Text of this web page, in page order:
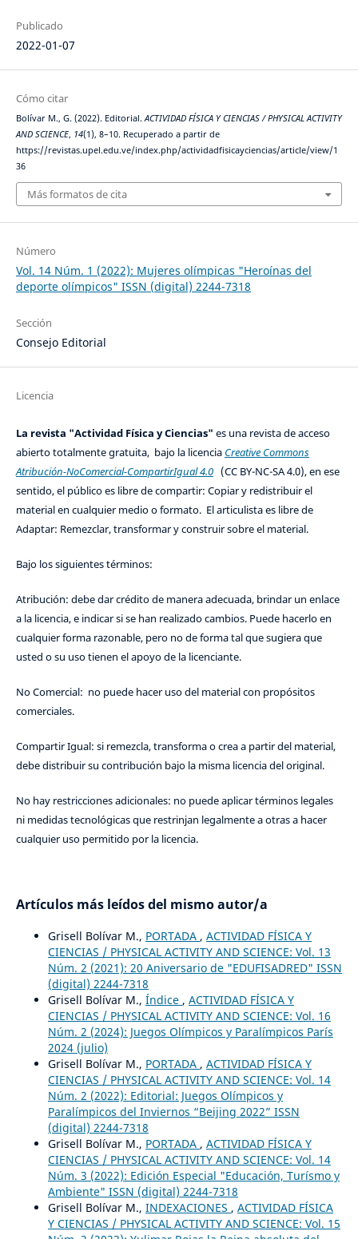
Publicado
2022-01-07
Cómo citar
Bolívar M., G. (2022). Editorial. ACTIVIDAD FÍSICA Y CIENCIAS / PHYSICAL ACTIVITY
AND SCIENCE, 14(1), 8–10. Recuperado a partir de
https://revistas.upel.edu.ve/index.php/actividadfisicayciencias/article/view/1
36
Más formatos de cita
Número
Vol. 14 Núm. 1 (2022): Mujeres olímpicas "Heroínas del
deporte olímpicos" ISSN (digital) 2244-7318
Sección
Consejo Editorial
Licencia
La revista "Actividad Física y Ciencias" es una revista de acceso
abierto totalmente gratuita, bajo la licencia Creative Commons
Atribución-NoComercial-CompartirIgual 4.0(CC BY-NC-SA 4.0), en ese
sentido, el público es libre de compartir: Copiar y redistribuir el
material en cualquier medio o formato. El articulista es libre de
Adaptar: Remezclar, transformar y construir sobre el material.
Bajo los siguientes términos:
Atribución: debe dar crédito de manera adecuada, brindar un enlace
a la licencia, e indicar si se han realizado cambios. Puede hacerlo en
cualquier forma razonable, pero no de forma tal que sugiera que
usted o su uso tienen el apoyo de la licenciante.
No Comercial: no puede hacer uso del material con propósitos
comerciales.
Compartir Igual: si remezcla, transforma o crea a partir del material,
debe distribuir su contribución bajo la misma licencia del original.
No hay restricciones adicionales: no puede aplicar términos legales
ni medidas tecnológicas que restrinjan legalmente a otras a hacer
cualquier uso permitido por la licencia.
Artículos más leídos del mismo autor/a
Grisell Bolívar M., PORTADA , ACTIVIDAD FÍSICA Y
CIENCIAS / PHYSICAL ACTIVITY AND SCIENCE: Vol. 13
Núm. 2 (2021): 20 Aniversario de "EDUFISADRED" ISSN
(digital) 2244-7318
Grisell Bolívar M., Índice , ACTIVIDAD FÍSICA Y
CIENCIAS / PHYSICAL ACTIVITY AND SCIENCE: Vol. 16
Núm. 2 (2024): Juegos Olímpicos y Paralímpicos París
2024 (julio)
Grisell Bolívar M., PORTADA , ACTIVIDAD FÍSICA Y
CIENCIAS / PHYSICAL ACTIVITY AND SCIENCE: Vol. 14
Núm. 2 (2022): Editorial: Juegos Olímpicos y
Paralímpicos del Inviernos “Beijing 2022” ISSN
(digital) 2244-7318
Grisell Bolívar M., PORTADA , ACTIVIDAD FÍSICA Y
CIENCIAS / PHYSICAL ACTIVITY AND SCIENCE: Vol. 14
Núm. 3 (2022): Edición Especial "Educación, Turísmo y
Ambiente" ISSN (digital) 2244-7318
Grisell Bolívar M., INDEXACIONES , ACTIVIDAD FÍSICA
Y CIENCIAS / PHYSICAL ACTIVITY AND SCIENCE: Vol. 15